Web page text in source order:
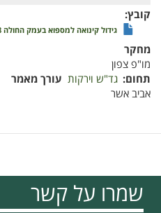
קובץ
גידול קינואה למספוא בעמק החולה 2018
מחקר
מו"פ צפון
תחום גד"ש וירקות עורך מאמר
אביב אשר
שמרו על קשר